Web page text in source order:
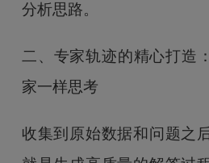
分析思路。
二、专家轨迹的精心打造
家一样思考
收集到原始数据和问题之